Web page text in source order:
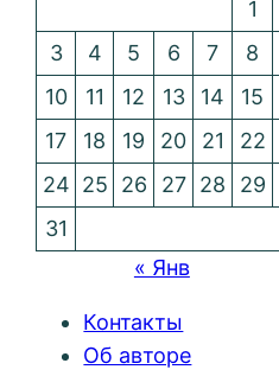
1
3
4 5 6 7 8
10
11 12 13 14 15
17
18 19 20 21 22
24 25 26 27 28 29
31
« Янв
Контакты
Об авторе